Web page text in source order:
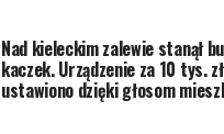
Nad kieleckim zalewie stanął
kaczek. Urządzenie za 10 tys.
ustawiono dzięki głosom